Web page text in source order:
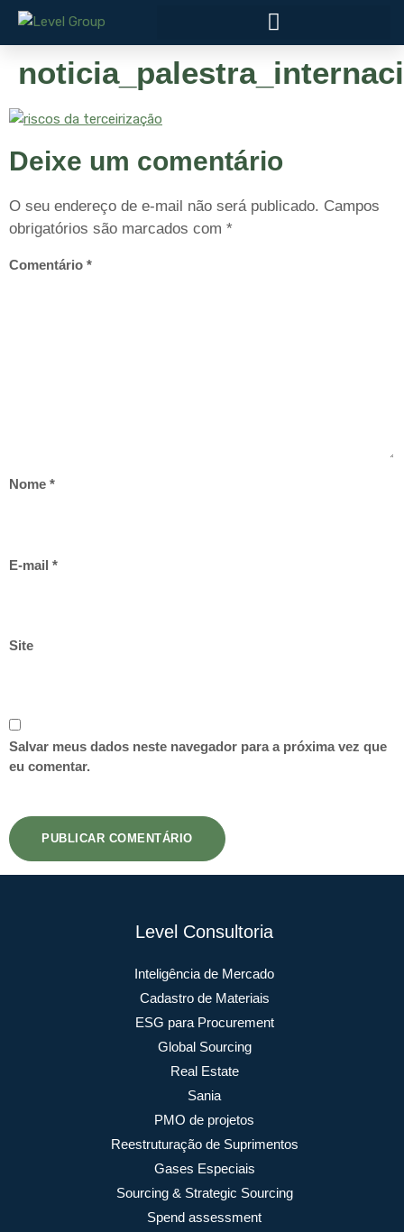
Deixe um comentário
O seu endereço de e-mail não será publicado. Campos
obrigatórios são marcados com *
Comentário *
Nome *
E-mail *
Site
Salvar meus dados neste navegador para a próxima vez que
eu comentar.
Level Consultoria
Inteligência de Mercado
Cadastro de Materiais
ESG para Procurement
Global Sourcing
Real Estate
Sania
PMO de projetos
Reestruturação de Suprimentos
Gases Especiais
Sourcing & Strategic Sourcing
Spend assessment